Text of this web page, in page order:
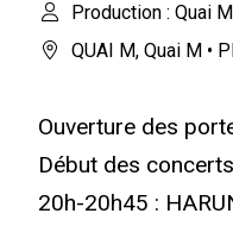
Production : Quai M
QUAI M, Quai M •
Ouverture des
Début des
20h-20h45 :